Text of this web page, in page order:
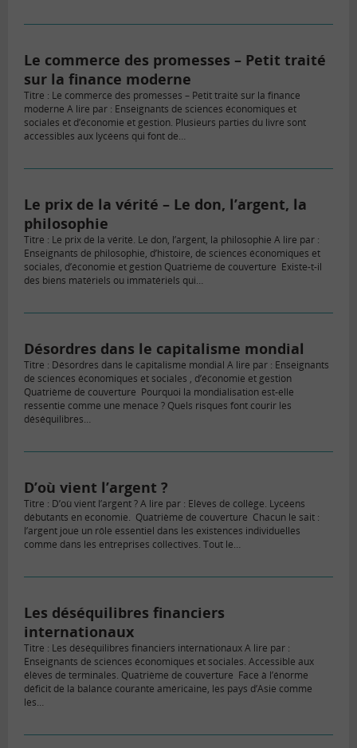
Le commerce des promesses – Petit traité
sur la finance moderne
Titre : Le commerce des promesses – Petit traité sur la finance
moderne A lire par : Enseignants de sciences économiques et
sociales et d’économie et gestion. Plusieurs parties du livre sont
accessibles aux lycéens qui font de…
Le prix de la vérité – Le don, l’argent, la
philosophie
Titre : Le prix de la vérité. Le don, l’argent, la philosophie A lire par :
Enseignants de philosophie, d’histoire, de sciences économiques et
sociales, d’économie et gestion Quatrième de couverture Existe-t-il
des biens matériels ou immatériels qui…
Désordres dans le capitalisme mondial
Titre : Désordres dans le capitalisme mondial A lire par : Enseignants
de sciences économiques et sociales , d’économie et gestion
Quatrième de couverture Pourquoi la mondialisation est-elle
ressentie comme une menace ? Quels risques font courir les
déséquilibres…
D’où vient l’argent ?
Titre : D’où vient l’argent ? A lire par : Elèves de collège. Lycéens
débutants en economie. Quatrième de couverture Chacun le sait :
l’argent joue un rôle essentiel dans les existences individuelles
comme dans les entreprises collectives. Tout le…
Les déséquilibres financiers
internationaux
Titre : Les déséquilibres financiers internationaux A lire par :
Enseignants de sciences économiques et sociales. Accessible aux
élèves de terminales. Quatrième de couverture Face à l’énorme
déficit de la balance courante américaine, les pays d’Asie comme
les…